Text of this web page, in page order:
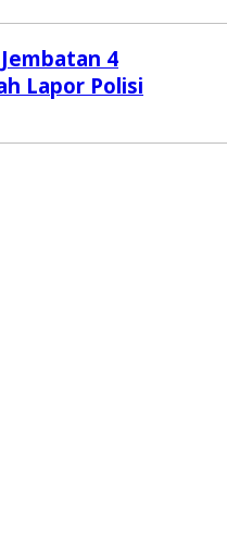
4
Lapor Polisi